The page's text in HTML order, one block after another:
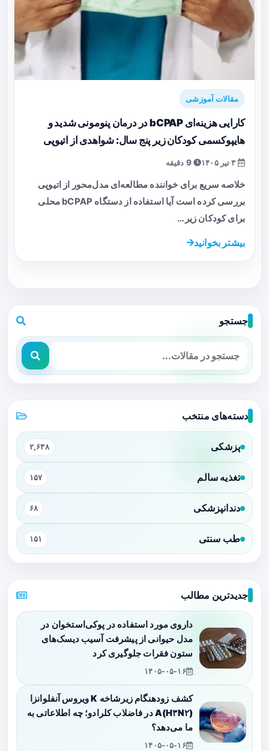
مقالات آموزشی
کارایی هزینه‌ای bCPAP در درمان پنومونی شدید و
هایپوکسمی کودکان زیر پنج سال: شواهدی از اتیوپی
9 دقیقه
خلاصه سریع برای خواننده مطالعه‌ای مدل‌محور از اتیوپی
بررسی کرده است آیا استفاده از دستگاه bCPAP محلی
برای کودکان زیر…
بیشتر بخوانید
جستجو
دسته‌های منتخب
پزشکی ۲,۶۳۸
تغذیه سالم ۱۵۷
دندانپزشکی ۶۸
طب سنتی ۱۵۱
جدیدترین مطالب
داروی مورد استفاده در پوکی‌استخوان در
مدل حیوانی از پیشرفت آسیب دیسک‌های
ستون فقرات جلوگیری کرد
۱۴۰۵-۰۵-۱۶
کشف زودهنگام زیرشاخه K ویروس آنفلوانزا
A(H۳N۲) در فاضلاب کلرادو؛ چه اطلاعاتی به
ما می‌دهد؟
۱۴۰۵-۰۵-۱۶